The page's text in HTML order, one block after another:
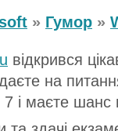
» Гумор »
відкрився
на
і маєте шанс